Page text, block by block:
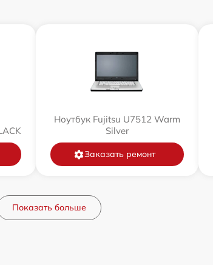
Ноутбук Fujitsu U7512 Warm
Silver
Заказать ремонт
Показать больше